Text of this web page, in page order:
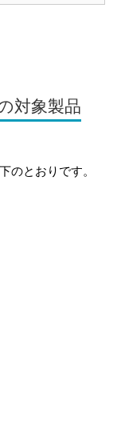
対象製品
のとおりです。